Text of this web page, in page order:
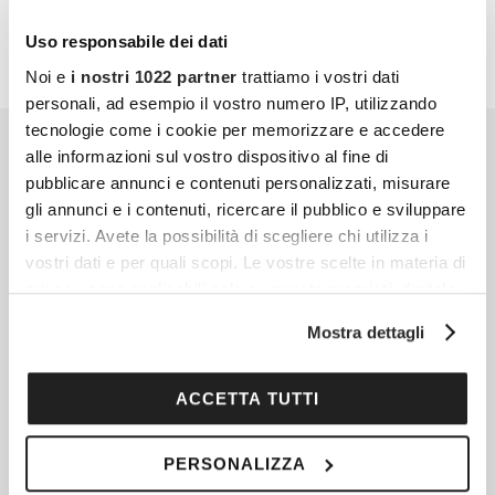
Uso responsabile dei dati
Noi e i nostri 1022 partner trattiamo i vostri dati
personali, ad esempio il vostro numero IP, utilizzando
tecnologie come i cookie per memorizzare e accedere
alle informazioni sul vostro dispositivo al fine di
pubblicare annunci e contenuti personalizzati, misurare
gli annunci e i contenuti, ricercare il pubblico e sviluppare
i servizi. Avete la possibilità di scegliere chi utilizza i
vostri dati e per quali scopi. Le vostre scelte in materia di
privacy sono applicabili solo su questa proprietà digitale
modificare o revocare il proprio consenso in qualsiasi
momento dalla Dichiarazione sui cookie o facendo clic
sull'icona di attivazione della privacy.
raccogliere informazioni sulla tua posizione
Mostra dettagli
ACCETTA TUTTI
PERSONALIZZA